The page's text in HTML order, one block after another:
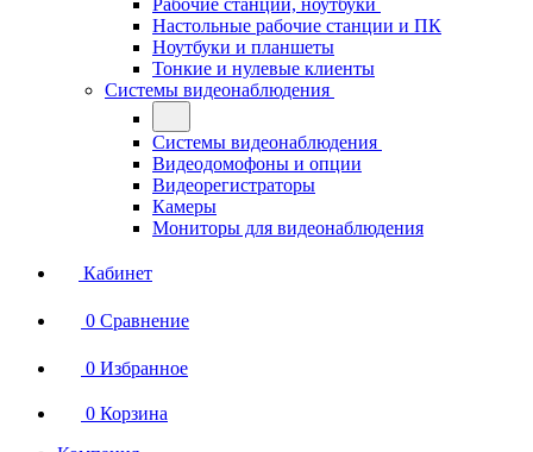
Рабочие станции, ноутбуки
Настольные рабочие станции и ПК
Ноутбуки и планшеты
Тонкие и нулевые клиенты
Системы видеонаблюдения
Системы видеонаблюдения
Видеодомофоны и опции
Видеорегистраторы
Камеры
Мониторы для видеонаблюдения
Кабинет
0 Сравнение
0 Избранное
0 Корзина